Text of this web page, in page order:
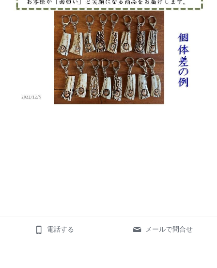
電話する メールで問合せ